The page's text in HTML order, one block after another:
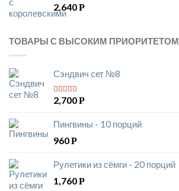
2,640Р
ТОВАРЫ С ВЫСОКИМ ПРИОРИТЕТОМ
Сэндвич сет №8
5из 5
2,700Р
Пингвины - 10 порций
960Р
Рулетики из сёмги - 20 порций
1,760Р